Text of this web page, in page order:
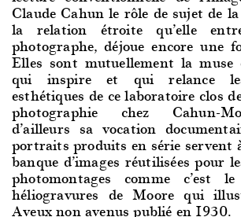
Claude Cahun le rôle de sujet de
la relation étroite qu’elle
photographe, déjoue encore une
Elles sont mutuellement la muse
qui inspire et qui relance
esthétiques de ce laboratoire clos
photographie chez Cahun-
d’ailleurs sa vocation
portraits produits en série servent
banque d’images réutilisées pour
photomontages comme c’est
héliogravures de Moore qui
Aveux non avenus publié en 1930.